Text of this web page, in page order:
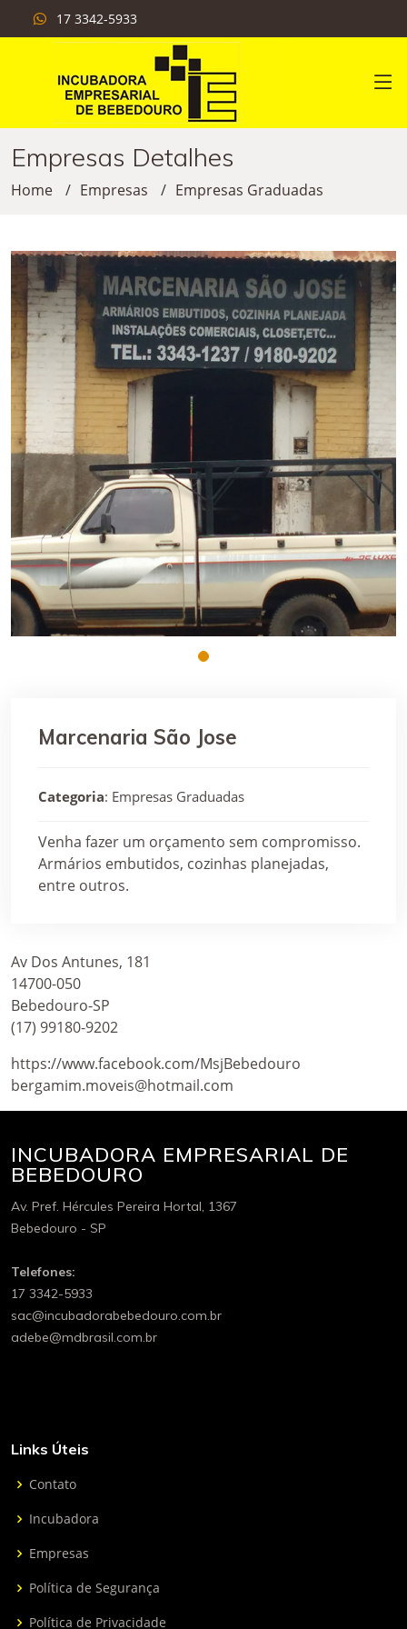
17 3342-5933
Empresas Detalhes
Home Empresas Empresas Graduadas
Marcenaria São Jose
Categoria: Empresas Graduadas
Venha fazer um orçamento sem compromisso.
Armários embutidos, cozinhas planejadas,
entre outros.
Av Dos Antunes, 181
14700-050
Bebedouro-SP
(17) 99180-9202
https://www.facebook.com/MsjBebedouro
bergamim.moveis@hotmail.com
INCUBADORA EMPRESARIAL DE
BEBEDOURO
Av. Pref. Hércules Pereira Hortal, 1367
Bebedouro - SP
Telefones:
17 3342-5933
sac@incubadorabebedouro.com.br
adebe@mdbrasil.com.br
Links Úteis
Contato
Incubadora
Empresas
Política de Segurança
Política de Privacidade